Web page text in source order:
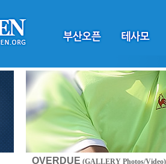
OVERDUE (GALLERY Photos/Video)